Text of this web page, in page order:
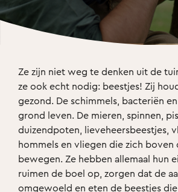
Ze zijn niet weg te denken uit de
ze ook echt nodig: beestjes! Zij
gezond. De schimmels, bacteriën
grond leven. De mieren, spinnen,
duizendpoten, lieveheersbeestjes,
hommels en vliegen die zich boven
bewegen. Ze hebben allemaal hun
ruimen de boel op, zorgen dat de
omgewoeld en eten de beestjes